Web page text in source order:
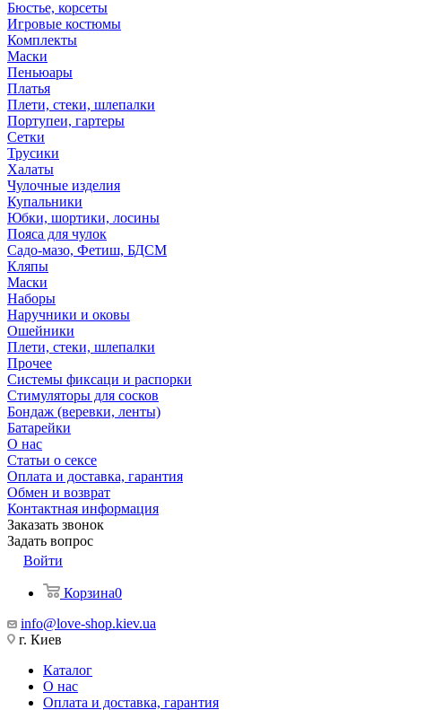
Бюстье, корсеты
Игровые костюмы
Комплекты
Маски
Пеньюары
Платья
Плети, стеки, шлепалки
Портупеи, гартеры
Сетки
Трусики
Халаты
Чулочные изделия
Купальники
Юбки, шортики, лосины
Пояса для чулок
Садо-мазо, Фетиш, БДСМ
Кляпы
Маски
Наборы
Наручники и оковы
Ошейники
Плети, стеки, шлепалки
Прочее
Системы фиксаци и распорки
Стимуляторы для сосков
Бондаж (веревки, ленты)
Батарейки
О нас
Статьи о сексе
Оплата и доставка, гарантия
Обмен и возврат
Контактная информация
Заказать звонок
Задать вопрос
Войти
Корзина0
info@love-shop.kiev.ua
г. Киев
Каталог
О нас
Оплата и доставка, гарантия